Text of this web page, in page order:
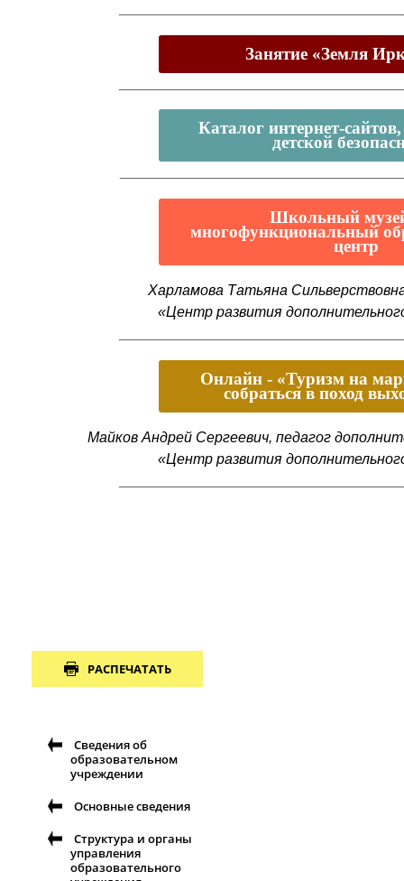
Занятие «‎Земля
Каталог интернет-
детской
Школьный
многофункциональный
центр
Харламова Татьяна
«Центр развития
Онлайн - «Туризм на
собраться в поход
Майков Андрей Сергеевич, педагог
«Центр развития
РАСПЕЧАТАТЬ
Сведения об
образовательном
учреждении
Основные сведения
Структура и органы
управления
образовательного